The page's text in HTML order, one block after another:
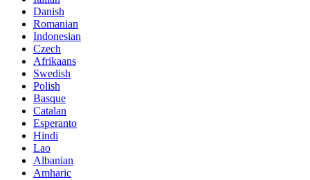
Danish
Romanian
Indonesian
Czech
Afrikaans
Swedish
Polish
Basque
Catalan
Esperanto
Hindi
Lao
Albanian
Amharic